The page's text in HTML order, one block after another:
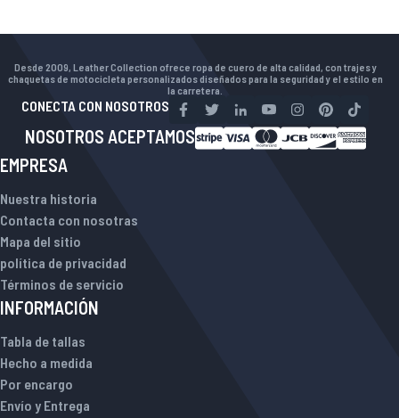
Desde 2009, Leather Collection ofrece ropa de cuero de alta calidad, con trajes y
chaquetas de motocicleta personalizados diseñados para la seguridad y el estilo en
la carretera.
CONECTA CON NOSOTROS
NOSOTROS ACEPTAMOS
EMPRESA
Nuestra historia
Contacta con nosotras
Mapa del sitio
política de privacidad
Términos de servicio
INFORMACIÓN
Tabla de tallas
Hecho a medida
Por encargo
Envío y Entrega